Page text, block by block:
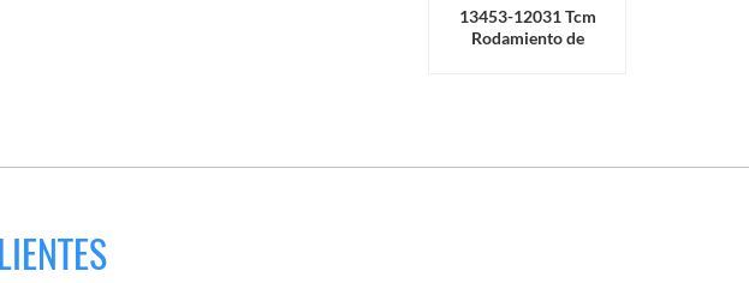
13453-12031 Tcm
Rodamiento de